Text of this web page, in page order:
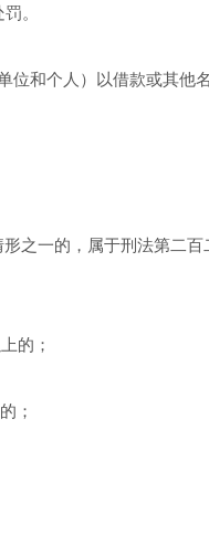
。
和个人）以借款或其他
之一的，属于刑法第二百
的；
；